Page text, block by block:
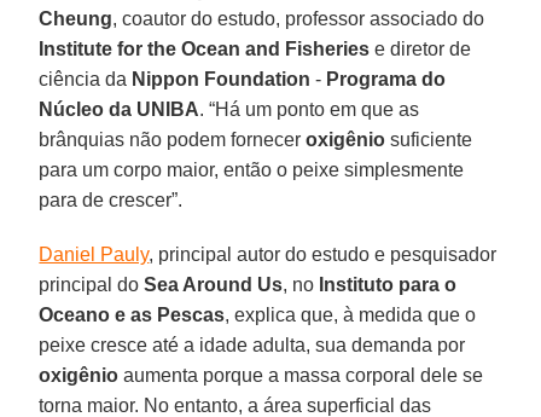
Cheung, coautor do estudo, professor associado do
Institute for the Ocean and Fisheries e diretor de
ciência da Nippon Foundation - Programa do
Núcleo da UNIBA. “Há um ponto em que as
brânquias não podem forneceroxigênio suficiente
para um corpo maior, então o peixe simplesmente
para de crescer”.
Daniel Pauly, principal autor do estudo e pesquisador
principal doSea Around Us, no Instituto para o
Oceano e as Pescas, explica que, à medida que o
peixe cresce até a idade adulta, sua demanda por
oxigênio aumenta porque a massa corporal dele se
torna maior. No entanto, a área superficial das